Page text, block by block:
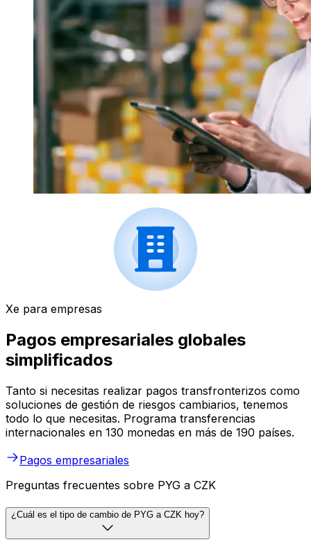
Xe para empresas
Pagos empresariales globales
simplificados
Tanto si necesitas realizar pagos transfronterizos como
soluciones de gestión de riesgos cambiarios, tenemos
todo lo que necesitas. Programa transferencias
internacionales en 130 monedas en más de 190 países.
Pagos empresariales
Preguntas frecuentes sobre PYG a CZK
¿Cuál es el tipo de cambio de PYG a CZK hoy?